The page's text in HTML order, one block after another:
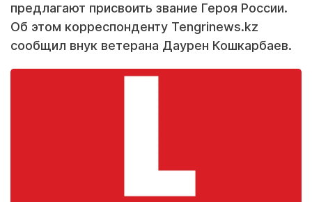
предлагают присвоить звание Героя России.
Об этом корреспонденту Tengrinews.kz
сообщил внук ветерана Даурен Кошкарбаев.